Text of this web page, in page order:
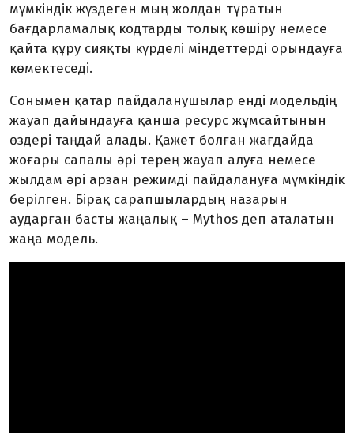
мүмкіндік жүздеген мың жолдан тұратын
бағдарламалық кодтарды толық көшіру немесе
қайта құру сияқты күрделі міндеттерді орындауға
көмектеседі.
Сонымен қатар пайдаланушылар енді модельдің
жауап дайындауға қанша ресурс жұмсайтынын
өздері таңдай алады. Қажет болған жағдайда
жоғары сапалы әрі терең жауап алуға немесе
жылдам әрі арзан режимді пайдалануға мүмкіндік
берілген. Бірақ сарапшылардың назарын
аударған басты жаңалық – Mythos деп аталатын
жаңа модель.